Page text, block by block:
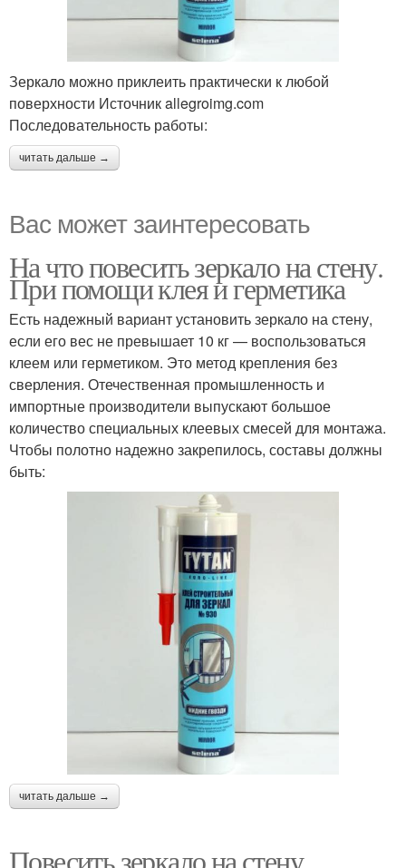
Зеркало можно приклеить практически к любой
поверхности Источник allegroimg.com
Последовательность работы:
читать дальше →
Вас может заинтересовать
На что повесить зеркало на стену.
При помощи клея и герметика
Есть надежный вариант установить зеркало на стену,
если его вес не превышает 10 кг — воспользоваться
клеем или герметиком. Это метод крепления без
сверления. Отечественная промышленность и
импортные производители выпускают большое
количество специальных клеевых смесей для монтажа.
Чтобы полотно надежно закрепилось, составы должны
быть:
читать дальше →
Повесить зеркало на стену.